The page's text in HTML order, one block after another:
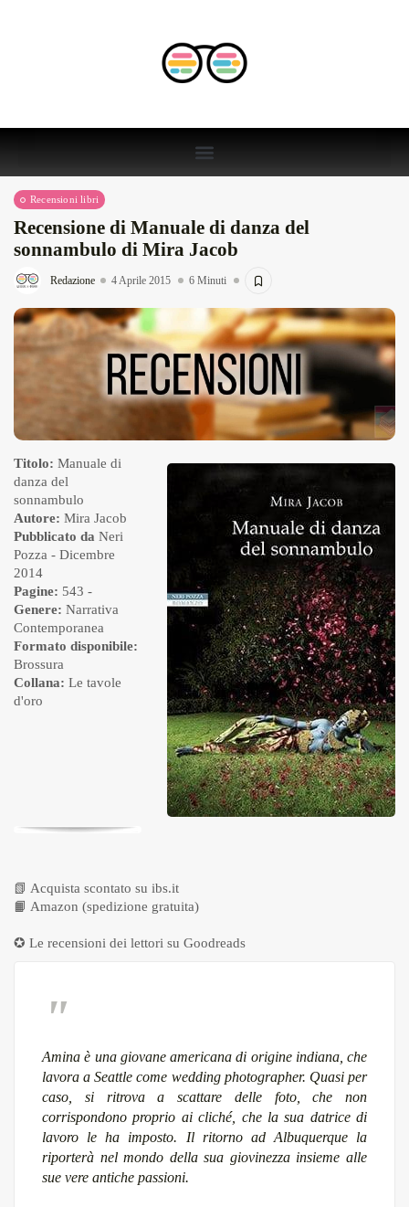
Recensioni libri
Recensione di Manuale di danza del
sonnambulo di Mira Jacob
Redazione 4 Aprile 2015 6 Minuti
Titolo: Manuale di
danza del
sonnambulo
Autore: Mira Jacob
Pubblicato da Neri
Pozza - Dicembre
2014
Pagine: 543 -
Genere: Narrativa
Contemporanea
Formato disponibile:
Brossura
Collana: Le tavole
d'oro
📗 Acquista scontato su ibs.it
📙 Amazon (spedizione gratuita)
✪ Le recensioni dei lettori su Goodreads
Amina è una giovane americana di origine indiana, che
lavora a Seattle come wedding photographer. Quasi per
caso, si ritrova a scattare delle foto, che non
corrispondono proprio ai cliché, che la sua datrice di
lavoro le ha imposto. Il ritorno ad Albuquerque la
riporterà nel mondo della sua giovinezza insieme alle
sue vere antiche passioni.